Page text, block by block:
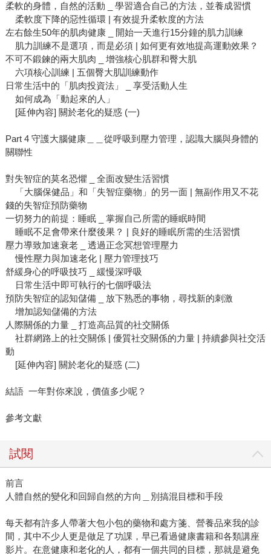
柔軟的身體，自然的活動 _ 學習適合自己的方法，並養成習慣
柔軟度下降的惡性循環 | 有效提升柔軟度的方法
左右餘生50年的肌肉健康 _ 開始一天進行15分鐘的肌力訓練
肌力訓練不是選項，而是必須 | 如何更有效地提高運動效果？
不可不鍛鍊的兩大肌肉 _ 增強核心肌群和臀大肌
六項核心訓練 | 五個臀大肌訓練動作
日常生活中的「肌肉投資法」 _ 享受活動人生
如何成為「動起來的人」
[延伸內容] 關於老化的疑惑 (一)
Part 4 守護大腦健康＿＿從呼吸到壓力管理，認識大腦與身體的
關聯性
對失智症的莫名恐懼 _ 全面改變生活習慣
「大腦保健品」和「失智症藥物」的另一面 | 無副作用又不花
錢的失智症預防藥物
一切努力的前提：睡眠 _ 掌握自己所需的睡眠時間
睡眠不足會帶來什麼後果？ | 良好的睡眠所需的生活習慣
壓力導致加速衰老 _ 透過正念冥想管理壓力
慢性壓力與加速老化 | 壓力管理技巧
舒緩身心的呼吸技巧 _ 緩慢深呼吸
日常生活中即可執行的七個呼吸法
預防失智症的認知儲備 _ 放下熟悉的事物，尋找新的刺激
增加認知儲備的方法
人際關係的力量 _ 打造高品質的社交關係
社群網路上的社交關係 | 優質社交關係的力量 | 持續參與社交活
動
[延伸內容] 關於老化的疑惑 (二)
結語 一年對你來說，價值多少呢？
參考文獻
試閱
前言
人體自然的變化和回歸自然的方向＿別搞混目標和手段
每天都有許多人帶著大包小包的藥物和處方箋、營養品來我的診
間，其中不少人更是做足了功課，早已看過健康書籍和各類講座
影片。在意健康和老化的人，都有一個共同的目標，那就是避免